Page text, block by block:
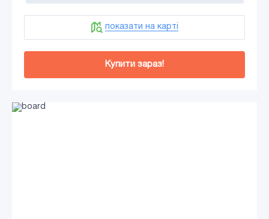
показати на карті
Купити зараз!